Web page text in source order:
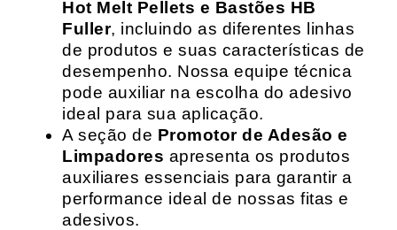
Hot Melt Pellets e Bastões HB
Fuller, incluindo as diferentes linhas
de produtos e suas características de
desempenho. Nossa equipe técnica
pode auxiliar na escolha do adesivo
ideal para sua aplicação.
A seção de Promotor de Adesão e
Limpadores apresenta os produtos
auxiliares essenciais para garantir a
performance ideal de nossas fitas e
adesivos.